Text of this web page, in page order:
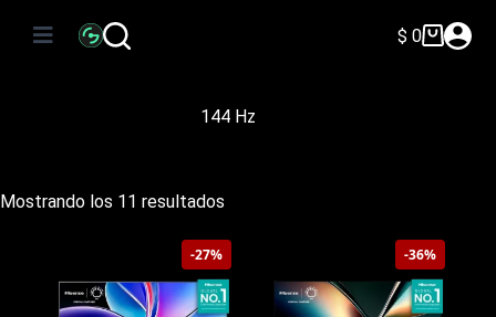
Carro
$ 0
144 Hz
Mostrando los 11 resultados
precio:
bajo
a
alto
-27% -36%